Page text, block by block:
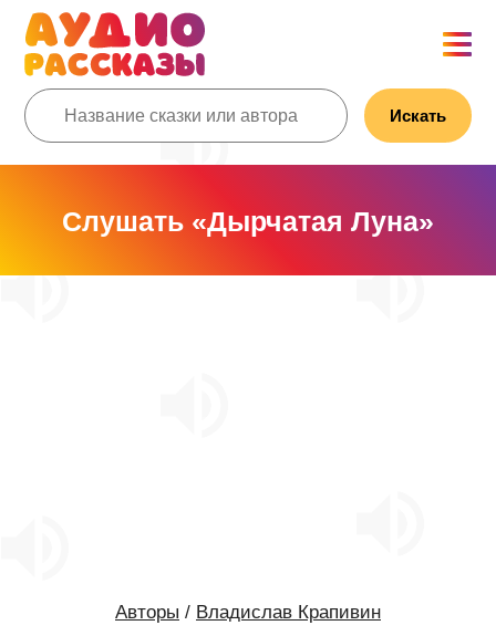
Искать
Слушать «Дырчатая Луна»
Авторы / Владислав Крапивин